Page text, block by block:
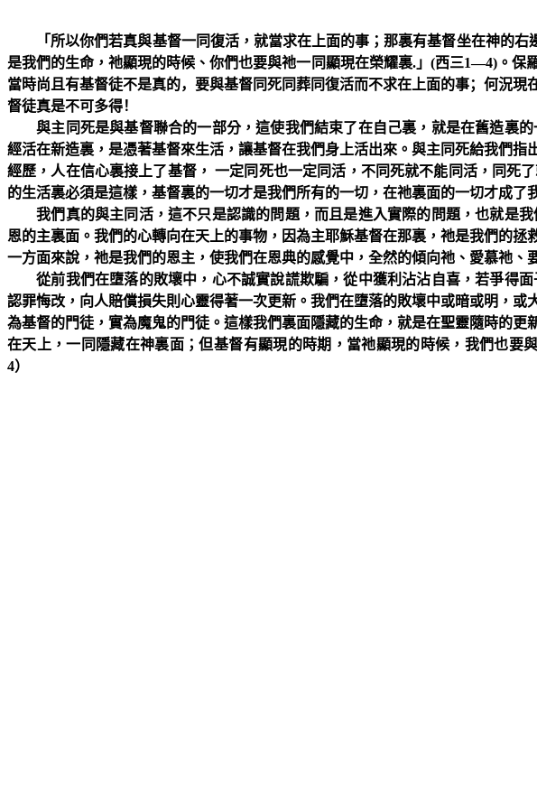
「所以你們若真與基督一同復活，就當求在上面的事；那裏有基督坐在神的右
是我們的生命，祂顯現的時候、你們也要與祂一同顯現在榮耀裏.」 (西三1—4)。 保
當時尚且有基督徒不是真的，要與基督同死同葬同復活而不求在上面的事；何況
督徒真是不可多得！
與主同死是與基督聯合的一部分，這使我們結束了在自己裏，就是在舊造裏
經活在新造裏，是憑著基督來生活，讓基督在我們身上活出來。與主同死給我們
經歷，人在信心裏接上了基督， 一定同死也一定同活，不同死就不能同活，同死
的生活裏必須是這樣，基督裏的一切才是我們所有的一切，在祂裏面的一切才成
我們真的與主同活，這不只是認識的問題，而且是進入實際的問題，也就是
恩的主裏面。我們的心轉向在天上的事物，因為主耶穌基督在那裏，祂是我們的
一方面來說，祂是我們的恩主，使我們在恩典的感覺中，全然的傾向祂、愛慕祂
從前我們在墮落的敗壞中，心不誠實說謊欺騙，從中獲利沾沾自喜，若爭得
認罪悔改，向人賠償損失則心靈得著一次更新。我們在墮落的敗壞中或暗或明，
為基督的門徒，實為魔鬼的門徒。這樣我們裏面隱藏的生命，就是在聖靈隨時的
在天上，一同隱藏在神裏面；但基督有顯現的時期，當祂顯現的時候，我們也
4）